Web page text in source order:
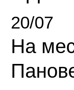
20/07
На